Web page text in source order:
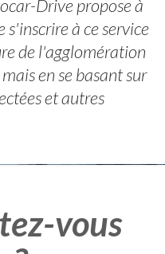
Drive propose à
s'inscrire à ce service
de l'agglomération
en se basant sur
et autres
vous